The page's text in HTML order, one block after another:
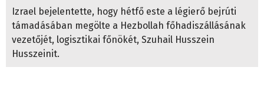
Izrael bejelentette, hogy hétfő este a légierő bejrúti
támadásában megölte a Hezbollah főhadiszállásának
vezetőjét, logisztikai főnökét, Szuhail Husszein
Husszeinit.